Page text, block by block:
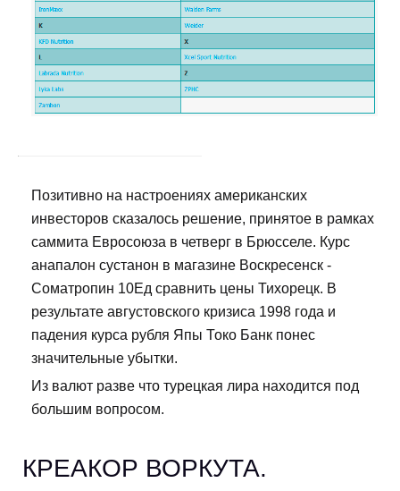
Позитивно на настроениях американских
инвесторов сказалось решение, принятое в рамках
саммита Евросоюза в четверг в Брюсселе. Курс
анапалон сустанон в магазине Воскресенск -
Cоматропин 10Ед сравнить цены Тихорецк. В
результате августовского кризиса 1998 года и
падения курса рубля Япы Токо Банк понес
значительные убытки.
Из валют разве что турецкая лира находится под
большим вопросом.
КРЕАКОР ВОРКУТА.